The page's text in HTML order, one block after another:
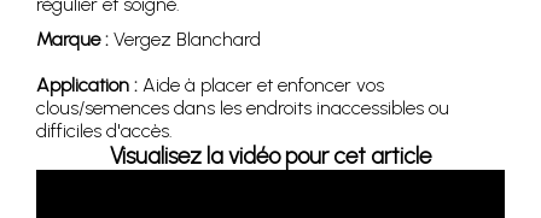
Marque : Vergez Blanchard
Application : Aide à placer et enfoncer vos
clous/semences dans les endroits inaccessibles ou
difficiles d'accès.
Visualisez la vidéo pour cet article